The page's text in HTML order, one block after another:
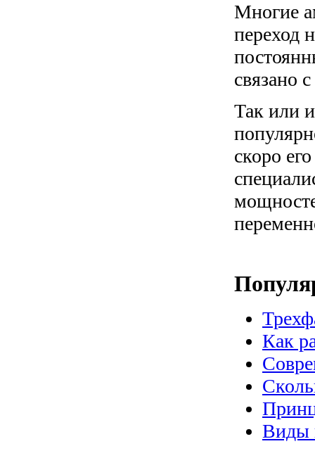
Многие
переход
связано
Так или
скоро
Как
Виды